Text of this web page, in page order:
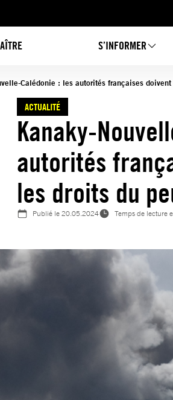
S’INFORMER
Calédonie : les autorités françaises
ACTUALITÉ
Kanaky-
autorités
les droits du
Publié le20.05.2024 Temps de lecture